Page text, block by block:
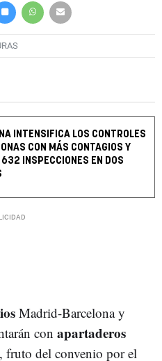
INTENSIFICA LOS CONTROLES
CON MÁS CONTAGIOS Y
632 INSPECCIONES EN DOS
Madrid-Barcelona y
con apartaderos
fruto del convenio por el